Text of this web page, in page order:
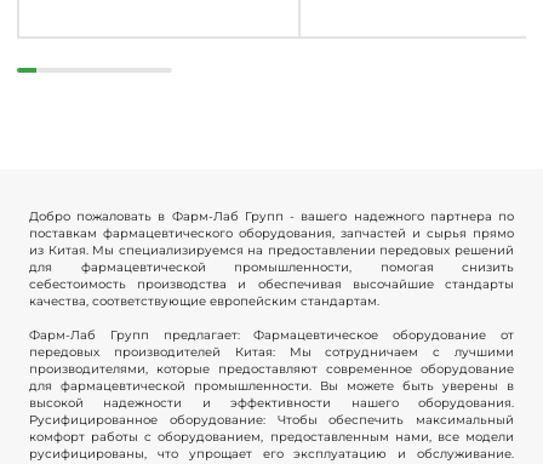
Добро пожаловать в Фарм-Лаб Групп - вашего надежного партнера по
поставкам фармацевтического оборудования, запчастей и сырья прямо
из Китая. Мы специализируемся на предоставлении передовых решений
для фармацевтической промышленности, помогая снизить
себестоимость производства и обеспечивая высочайшие стандарты
качества, соответствующие европейским стандартам.
Фарм-Лаб Групп предлагает: Фармацевтическое оборудование от
передовых производителей Китая: Мы сотрудничаем с лучшими
производителями, которые предоставляют современное оборудование
для фармацевтической промышленности. Вы можете быть уверены в
высокой надежности и эффективности нашего оборудования.
Русифицированное оборудование: Чтобы обеспечить максимальный
комфорт работы с оборудованием, предоставленным нами, все модели
русифицированы, что упрощает его эксплуатацию и обслуживание.